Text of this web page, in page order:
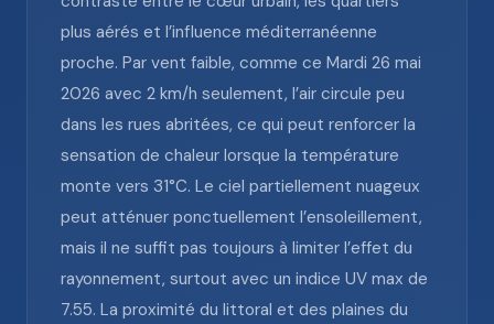
plus aérés et l’influence méditerranéenne
proche. Par vent faible, comme ce Mardi 26 mai
2026 avec 2 km/h seulement, l’air circule peu
dans les rues abritées, ce qui peut renforcer la
sensation de chaleur lorsque la température
monte vers 31°C. Le ciel partiellement nuageux
peut atténuer ponctuellement l’ensoleillement,
mais il ne suffit pas toujours à limiter l’effet du
rayonnement, surtout avec un indice UV max de
7.55. La proximité du littoral et des plaines du